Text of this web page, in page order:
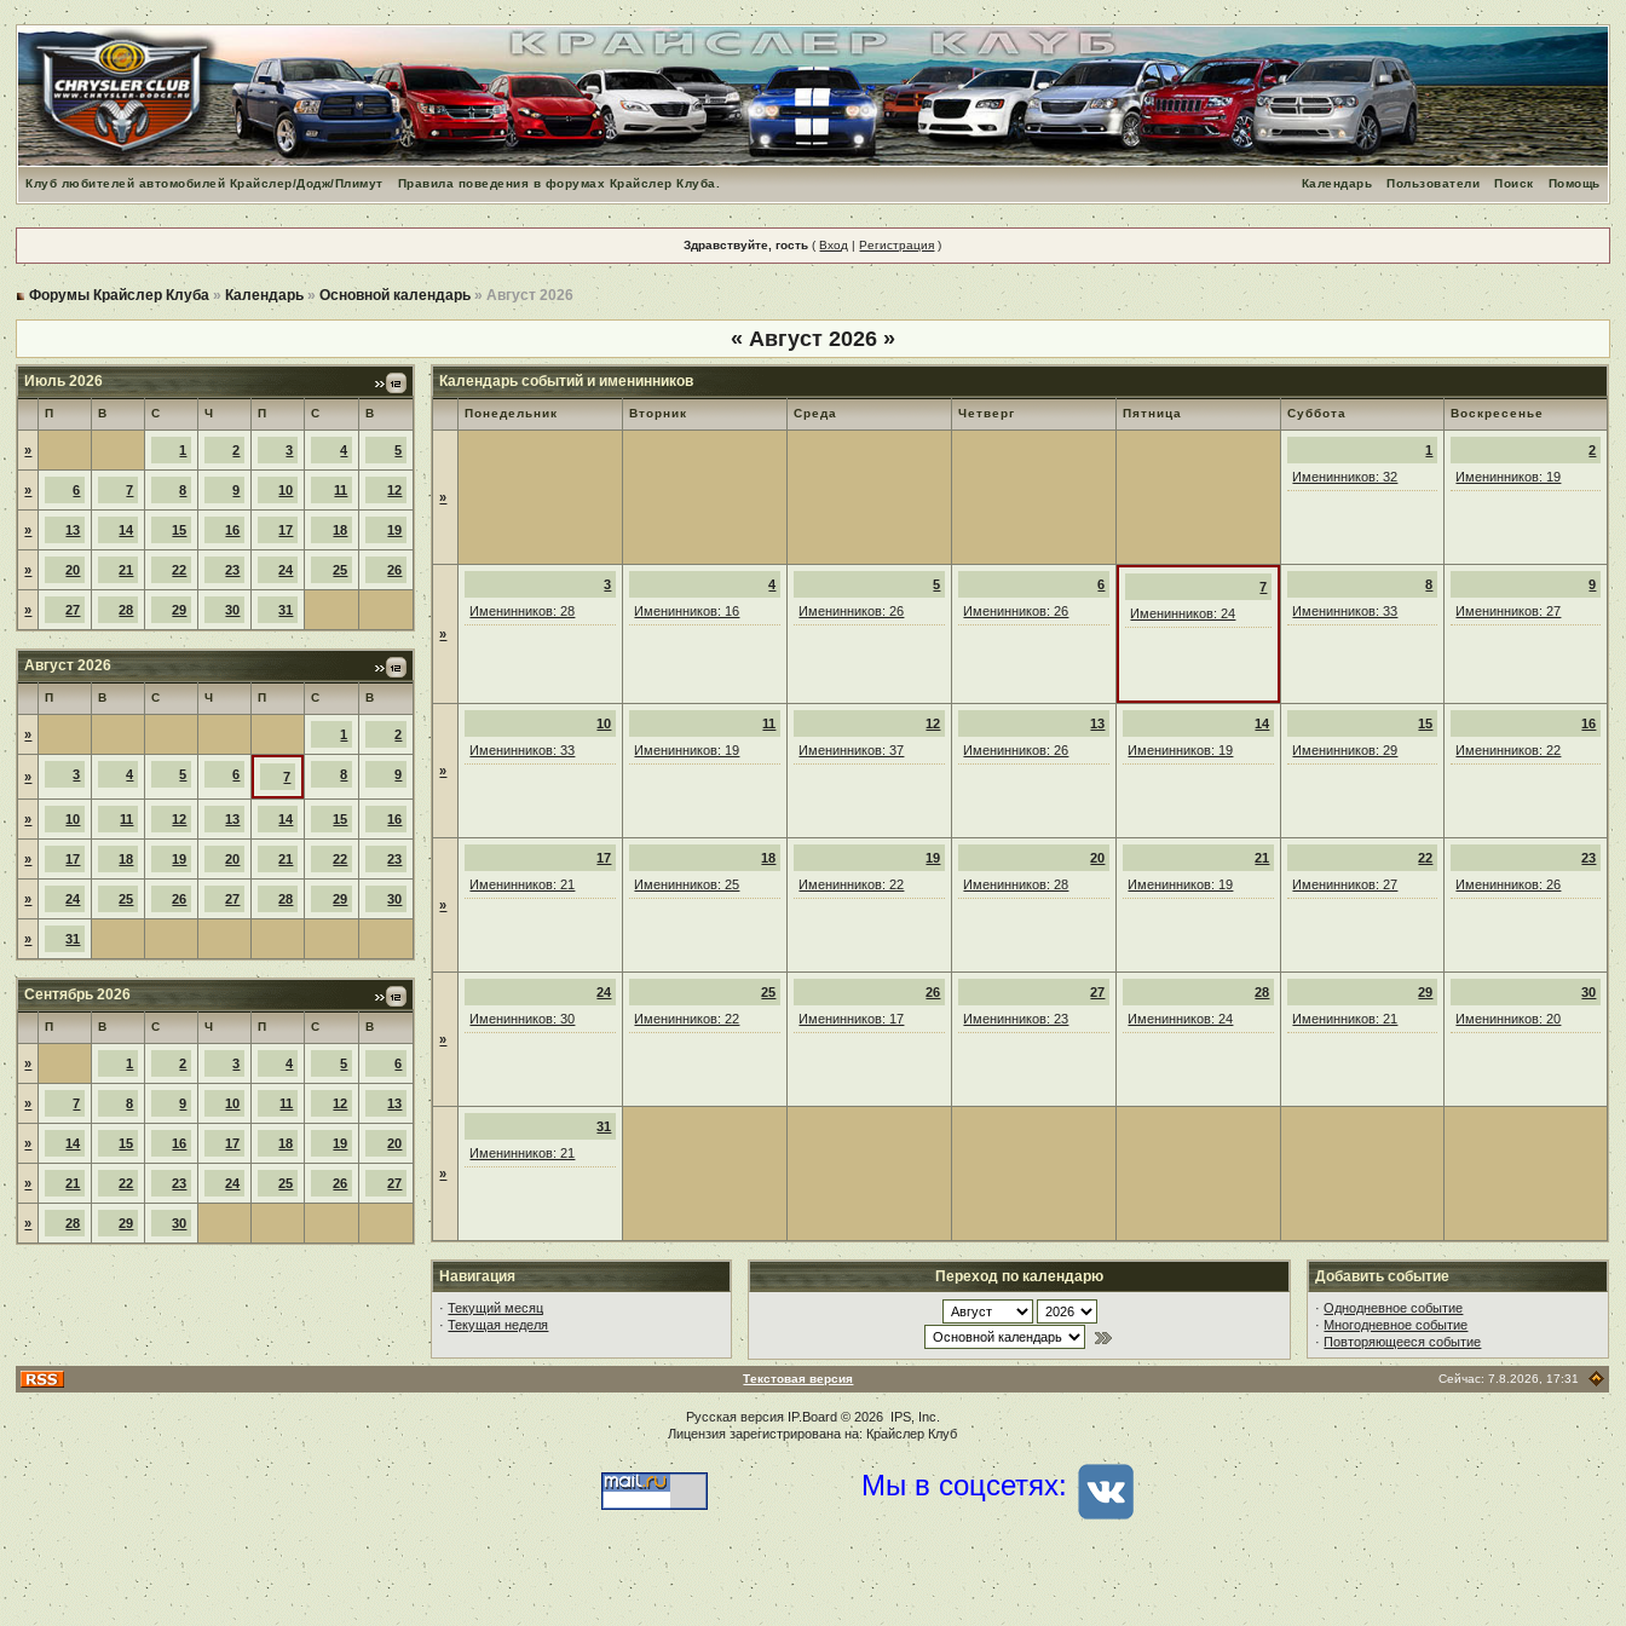
Клуб любителей автомобилей Крайслер/Додж/Плимут Правила поведения в форумах Крайслер Клуба. Помощь
Поиск
Пользователи
Календарь
Здравствуйте, гость (Вход |Регистрация )
Форумы Крайслер Клуба »Календарь »Основной календарь » Август 2026
« Август 2026 »
Июль 2026
П В С Ч П С В
» 1 2 3 4 5
» 6 7 8 9 10 11 12
» 13 14 15 16 17 18 19
» 20 21 22 23 24 25 26
» 27 28 29 30 31
Август 2026
П В С Ч П С В
» 1 2
» 3 4 5 6 7 8 9
» 10 11 12 13 14 15 16
» 17 18 19 20 21 22 23
» 24 25 26 27 28 29 30
» 31
Сентябрь 2026
П В С Ч П С В
» 1 2 3 4 5 6
» 7 8 9 10 11 12 13
» 14 15 16 17 18 19 20
» 21 22 23 24 25 26 27
» 28 29 30
Календарь событий и именинников
Понедельник Вторник Среда Четверг Пятница Суббота Воскресенье
»
1
Именинников: 32
2
Именинников: 19
»
3
Именинников: 28
4
Именинников: 16
5
Именинников: 26
6
Именинников: 26
7
Именинников: 24
8
Именинников: 33
9
Именинников: 27
»
10
Именинников: 33
11
Именинников: 19
12
Именинников: 37
13
Именинников: 26
14
Именинников: 19
15
Именинников: 29
16
Именинников: 22
»
17
Именинников: 21
18
Именинников: 25
19
Именинников: 22
20
Именинников: 28
21
Именинников: 19
22
Именинников: 27
23
Именинников: 26
»
24
Именинников: 30
25
Именинников: 22
26
Именинников: 17
27
Именинников: 23
28
Именинников: 24
29
Именинников: 21
30
Именинников: 20
»
31
Именинников: 21
Навигация
·Текущий месяц
·Текущая неделя
Переход по календарю Добавить событие
·Однодневное событие
· Многодневное событие
· Повторяющееся событие
Текстовая версия Сейчас: 7.8.2026, 17:31
Русская версия IP.Board© 2026 IPS, Inc
Лицензия зарегистрирована на: Крайслер Клуб
Мы в соцсетях: